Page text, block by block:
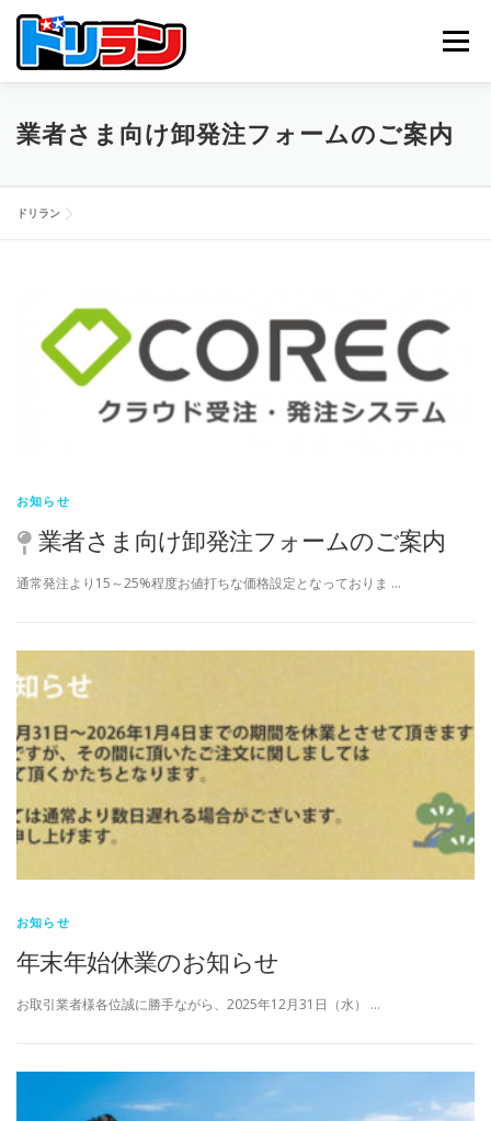
メニュー
TOP ABOUT US NEWS CONTACT
業者さま向け卸発注フォームのご案内
ドリラン
お知らせ
業者さま向け卸発注フォームのご案内
通常発注より15～25%程度お値打ちな価格設定となっておりま …
お知らせ
年末年始休業のお知らせ
お取引業者様各位誠に勝手ながら、2025年12月31日（水） …